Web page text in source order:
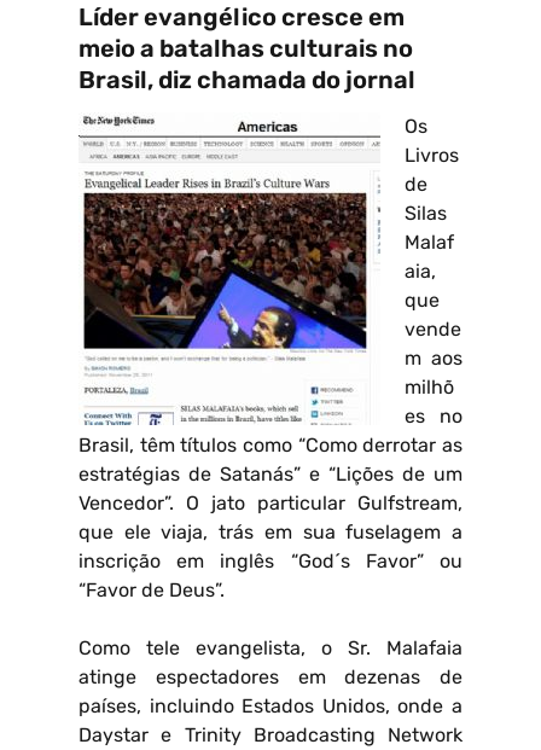
Líder evangélico cresce em
meio a batalhas culturais no
Brasil, diz chamada do jornal
Os
Livros
de
Silas
Malaf
aia,
que
vende
m aos
milhõ
es no
Brasil, têm títulos como “Como derrotar as
estratégias de Satanás” e “Lições de um
Vencedor”. O jato particular Gulfstream,
que ele viaja, trás em sua fuselagem a
inscrição em inglês “God´s Favor” ou
“Favor de Deus”.
Como tele evangelista, o Sr. Malafaia
atinge espectadores em dezenas de
países, incluindo Estados Unidos, onde a
Daystar e Trinity Broadcasting Network